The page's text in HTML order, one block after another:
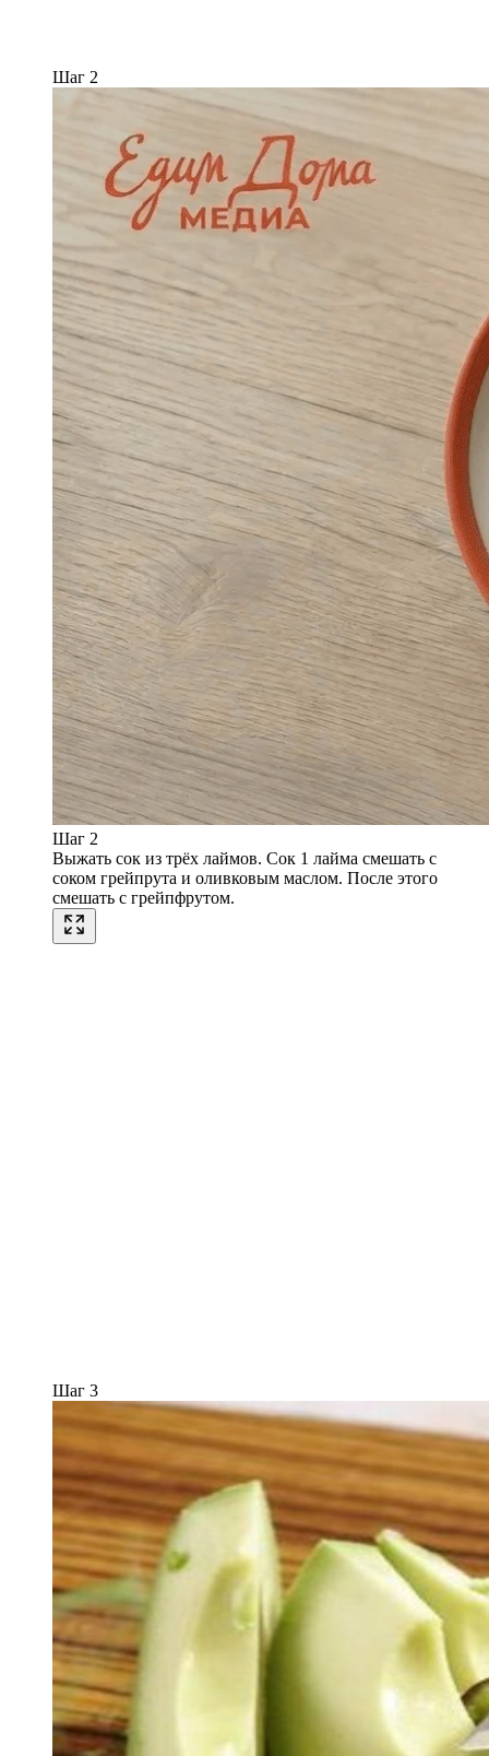
Шаг 2
Шаг 2
Выжать сок из трёх лаймов. Сок 1 лайма смешать с
соком грейпрута и оливковым маслом. После этого
смешать с грейпфрутом.
Шаг 3